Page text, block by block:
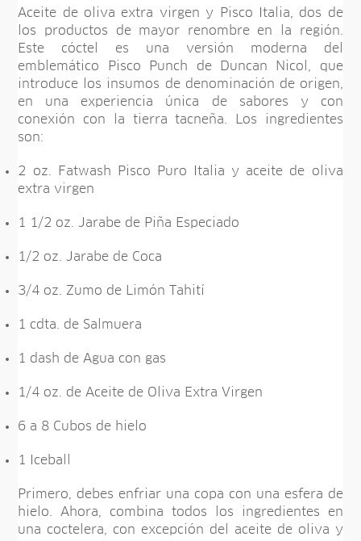
Aceite de oliva extra virgen y Pisco Italia, dos de
los productos de mayor renombre en la región.
Este cóctel es una versión moderna del
emblemático Pisco Punch de Duncan Nicol, que
introduce los insumos de denominación de origen,
en una experiencia única de sabores y con
conexión con la tierra tacneña. Los ingredientes
son:
2 oz. Fatwash Pisco Puro Italia y aceite de oliva
extra virgen
1 1/2 oz. Jarabe de Piña Especiado
1/2 oz. Jarabe de Coca
3/4 oz. Zumo de Limón Tahití
1 cdta. de Salmuera
1 dash de Agua con gas
1/4 oz. de Aceite de Oliva Extra Virgen
6 a 8 Cubos de hielo
1 Iceball
Primero, debes enfriar una copa con una esfera de
hielo. Ahora, combina todos los ingredientes en
una coctelera, con excepción del aceite de oliva y